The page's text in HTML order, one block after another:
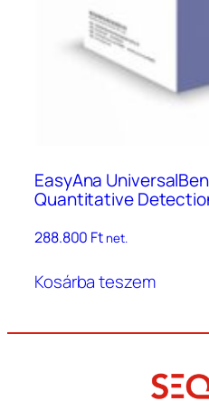
EasyAna
Quantitative
288.800 Ft net.
Kosárba teszem